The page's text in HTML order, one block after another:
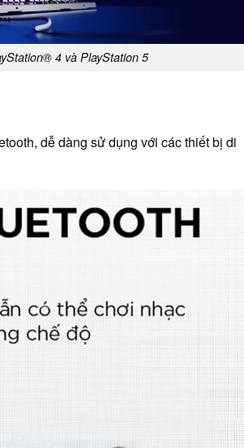
4 và PlayStation 5
dễ dàng sử dụng với các thiết bị di